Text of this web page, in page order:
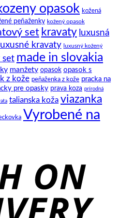
spoločenský
motýlik
opasok kožená
peňaženky kožený opasok
set kravaty luxusná
luxusné kravaty luxusný kožený
set made in slovakia
manžety opasok opasok s
z kože peňaženka z kože pracka na
pre opasky prava koza prírodná
talianska koža viazanka
Vyrobené na